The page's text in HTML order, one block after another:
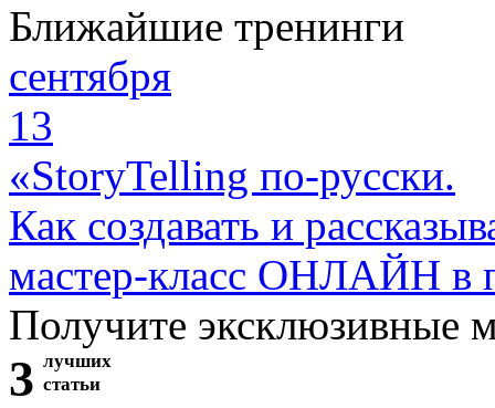
Ближайшие тренинги
сентября
13
«StoryTelling по-русски.
Как создавать и
мастер-класс ОНЛАЙН в
Получите эксклюзивные
3 лучших
статьи